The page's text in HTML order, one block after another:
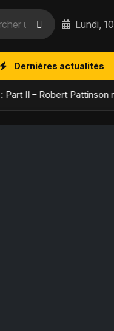
Lundi,
Dernières actualités
The Batman : Part II – Robert